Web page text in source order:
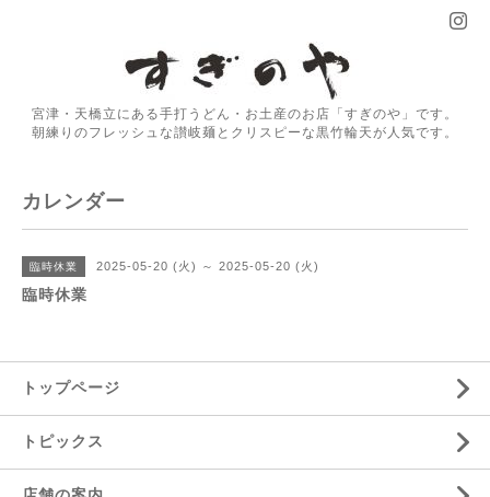
宮津・天橋立にある手打うどん・お土産のお店「すぎのや」です。
朝練りのフレッシュな讃岐麺とクリスピーな黒竹輪天が人気です。
カレンダー
臨時休業 2025-05-20 (火) ～ 2025-05-20 (火)
臨時休業
トップページ
トピックス